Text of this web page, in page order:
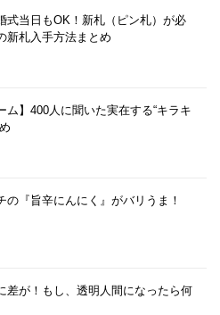
式当日もOK！新札（ピン札）が必
新札入手方法まとめ
ム】400人に聞いた実在する“キラキ
の『旨辛にんにく』がバリうま！
差が！もし、透明人間になったら何